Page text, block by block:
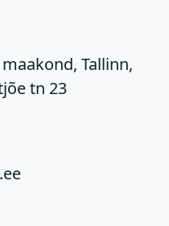
Tallinn,
tn 23